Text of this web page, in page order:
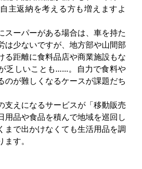
主返納を考える方も増えますよ
スーパーがある場合は、車を持た
は少ないですが、地方部や山間部
る距離に食料品店や商業施設もな
乏しいことも……。自力で食料や
のが難しくなるケースが課題だち
支えになるサービスが「移動販売
用品や食品を積んで地域を巡回し
まで出かけなくても生活用品を調
す。